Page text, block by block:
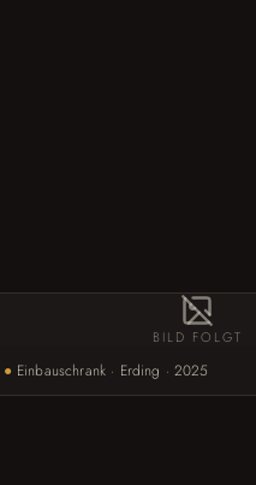
BILD FOLGT
● Einbauschrank · Erding · 2025